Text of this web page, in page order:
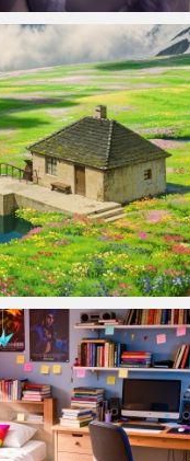
美女 古风古典 4K壁纸
漫风景 小屋房子 水 田野